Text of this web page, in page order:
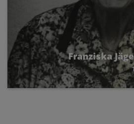
Franziska